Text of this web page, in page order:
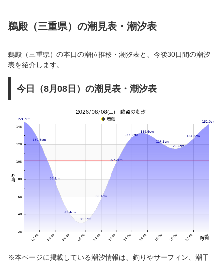
鵜殿（三重県）の潮見表・潮汐表
鵜殿（三重県）の本日の潮位推移・潮汐表と、今後30日間の潮汐
表を紹介します。
今日（8月08日）の潮見表・潮汐表
※本ページに掲載している潮汐情報は、釣りやサーフィン、潮干